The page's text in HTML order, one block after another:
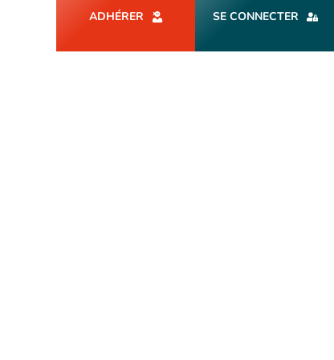
ADHÉRER SE CONNECTER